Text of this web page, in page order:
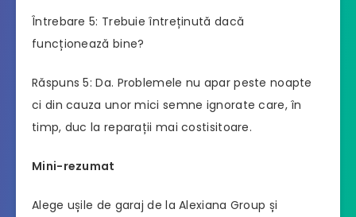
Întrebare 5: Trebuie întreținută dacă
funcționează bine?
Răspuns 5: Da. Problemele nu apar peste noapte
ci din cauza unor mici semne ignorate care, în
timp, duc la reparații mai costisitoare.
Mini-rezumat
Alege ușile de garaj de la Alexiana Group și